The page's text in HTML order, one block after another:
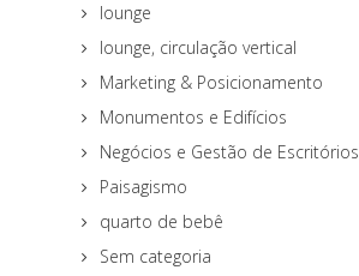
lounge
lounge, circulação vertical
Marketing & Posicionamento
Monumentos e Edifícios
Negócios e Gestão de Escritórios
Paisagismo
quarto de bebê
Sem categoria